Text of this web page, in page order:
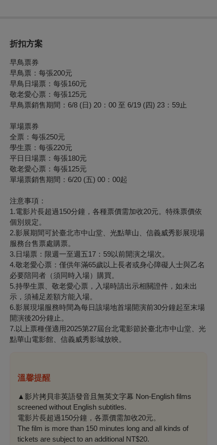
折扣方案
早鳥票券
早鳥票：每張200元
早鳥日場票：每張160元
敬老愛心票：每張125元
早鳥票銷售期間：6/8 (日) 20：00 至 6/19 (四) 23：59止
單場票券
全票：每張250元
學生票：每張220元
平日日場票：每張180元
敬老愛心票：每張125元
單場票銷售期間：6/20 (五) 00：00起
注意事項：
1.電影片長超過150分鐘，各種票價需加收20元。特殊票價依
個別規定。
2.影展期間可於臺北市中山堂、光點華山、信義威秀影展現場
服務台售票處購票。
3.日場票：限週一至週五17：59以前開演之場次。
4.敬老愛心票：僅供年滿65歲以上長者或身心障礙人士與乙名
必要陪同者（須同時入場）購買。
5.持學生票、敬老愛心票，入場時請出示相關證件，如未出
示，須補足差額方能入場。
6.影展現場服務時間為每日該場地首場開演前30分鐘起至末場
開演後20分鐘止。
7.以上票種僅適用2025第27屆台北電影節於臺北市中山堂、光
點華山電影館、信義威秀影城放映。
溫馨提醒
▲影片拷貝非英語發音且無英文字幕 Non-English films
screened without English subtitles.
電影片長超過150分鐘，各票價需加收20元。
The film is more than 150 minutes long and all kinds of
tickets are subject to an additional NT$20.